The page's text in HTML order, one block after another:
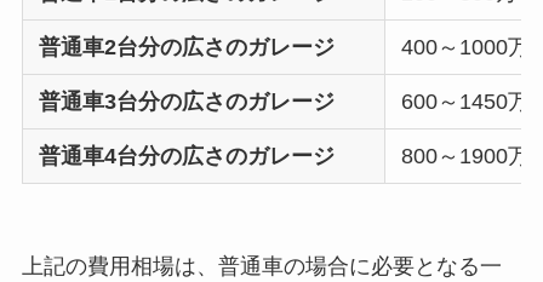
普通車2台分の広さのガレージ 400～1000万
普通車3台分の広さのガレージ 600～1450万
普通車4台分の広さのガレージ 800～1900万
上記の費用相場は、普通車の場合に必要となる一